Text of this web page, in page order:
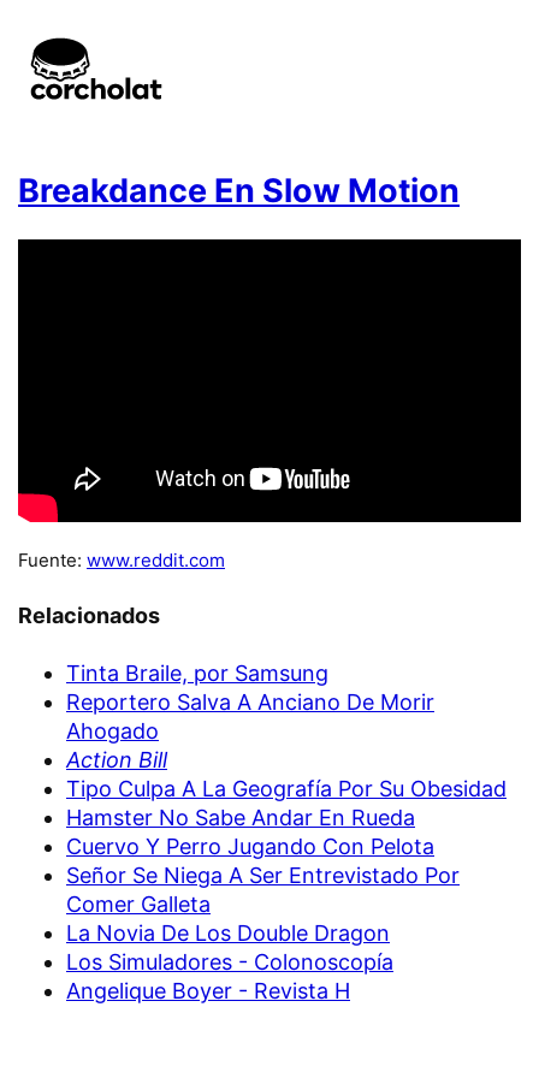
Breakdance En Slow Motion
Fuente: www.reddit.com
Relacionados
Tinta Braile, por Samsung
Reportero Salva A Anciano De Morir
Ahogado
Action Bill
Tipo Culpa A La Geografía Por Su Obesidad
Hamster No Sabe Andar En Rueda
Cuervo Y Perro Jugando Con Pelota
Señor Se Niega A Ser Entrevistado Por
Comer Galleta
La Novia De Los Double Dragon
Los Simuladores - Colonoscopía
Angelique Boyer - Revista H